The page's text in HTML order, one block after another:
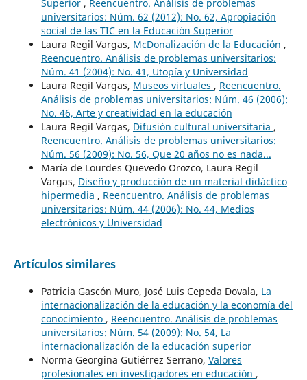
Superior , Reencuentro. Análisis de problemas
universitarios: Núm. 62 (2012): No. 62, Apropiación
social de las TIC en la Educación Superior
Laura Regil Vargas, McDonalización de la Educación ,
Reencuentro. Análisis de problemas universitarios:
Núm. 41 (2004): No. 41, Utopía y Universidad
Laura Regil Vargas, Museos virtuales , Reencuentro.
Análisis de problemas universitarios: Núm. 46 (2006):
No. 46, Arte y creatividad en la educación
Laura Regil Vargas, Difusión cultural universitaria ,
Reencuentro. Análisis de problemas universitarios:
Núm. 56 (2009): No. 56, Que 20 años no es nada...
María de Lourdes Quevedo Orozco, Laura Regil
Vargas, Diseño y producción de un material didáctico
hipermedia , Reencuentro. Análisis de problemas
universitarios: Núm. 44 (2006): No. 44, Medios
electrónicos y Universidad
Artículos similares
Patricia Gascón Muro, José Luis Cepeda Dovala, La
internacionalización de la educación y la economía del
conocimiento , Reencuentro. Análisis de problemas
universitarios: Núm. 54 (2009): No. 54, La
internacionalización de la educación superior
Norma Georgina Gutiérrez Serrano, Valores
profesionales en investigadores en educación ,